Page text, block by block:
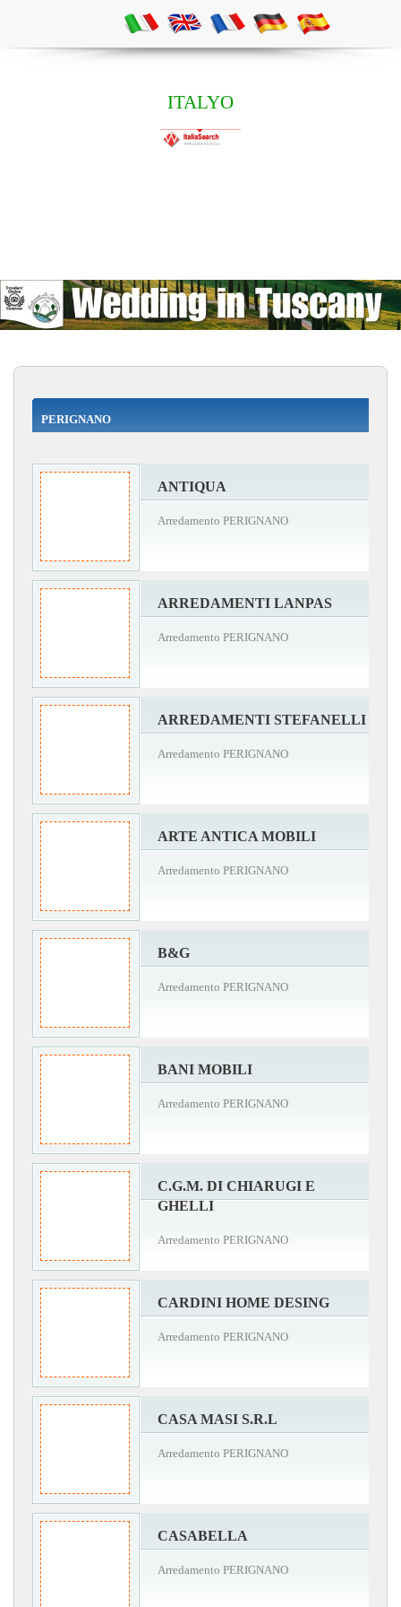
ITALYO
PERIGNANO
ANTIQUA
Arredamento PERIGNANO
ARREDAMENTI LANPAS
Arredamento PERIGNANO
ARREDAMENTI STEFANELLI
Arredamento PERIGNANO
ARTE ANTICA MOBILI
Arredamento PERIGNANO
B&G
Arredamento PERIGNANO
BANI MOBILI
Arredamento PERIGNANO
C.G.M. DI CHIARUGI E
GHELLI
Arredamento PERIGNANO
CARDINI HOME DESING
Arredamento PERIGNANO
CASA MASI S.R.L
Arredamento PERIGNANO
CASABELLA
Arredamento PERIGNANO